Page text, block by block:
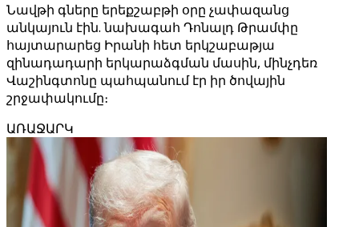
Նավթի գները երեքշաբթի օրը չափազանց
անկայուն էին. նախագահ Դոնալդ Թրամփը
հայտարարեց Իրանի հետ երկշաբաթյա
զինադադարի երկարաձգման մասին, մինչդեռ
Վաշինգտոնը պահպանում էր իր ծովային
շրջափակումը։
ԱՌԱՋԱՐԿ